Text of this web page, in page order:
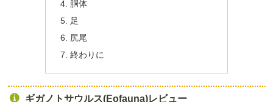
胴体
足
尻尾
終わりに
ギガノトサウルス(Eofauna)レビュー